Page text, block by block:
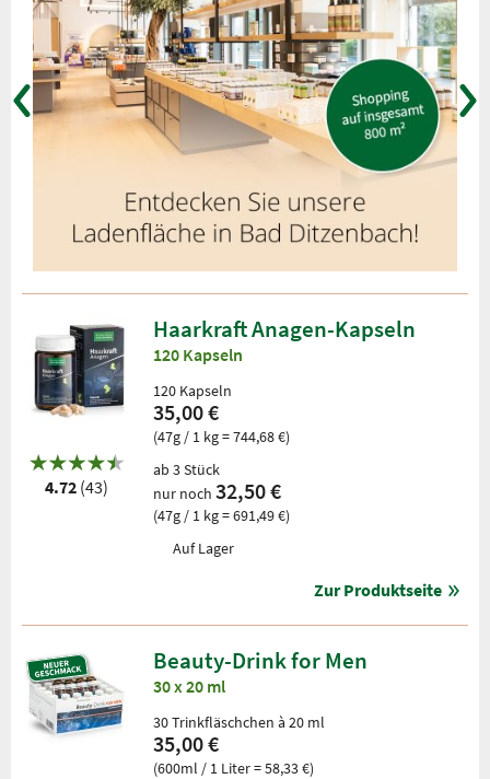
4.72 (43)
Haarkraft Anagen-Kapseln
120 Kapseln
120 Kapseln
35,00 €
(47g / 1 kg = 744,68 €)
ab 3 Stück
nur noch 32,50 €
(47g / 1 kg = 691,49 €)
Auf Lager
Zur Produktseite
Beauty-Drink for Men
30 x 20 ml
30 Trinkfläschchen à 20 ml
35,00 €
(600ml / 1 Liter = 58,33 €)